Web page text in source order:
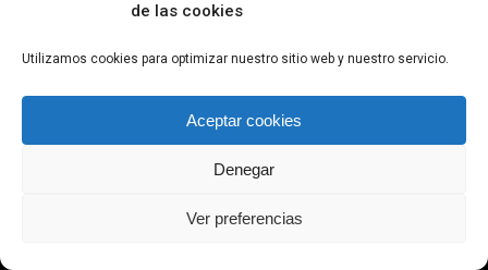
de las cookies
Utilizamos cookies para optimizar nuestro sitio web y nuestro servicio.
Aceptar cookies
Denegar
Ver preferencias